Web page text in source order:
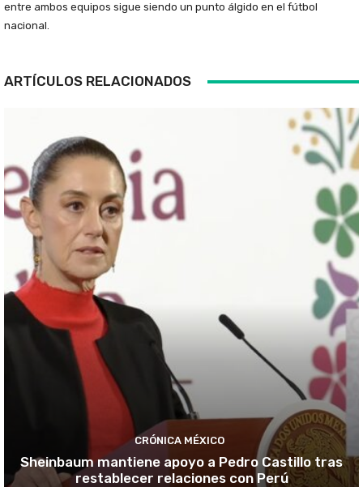
entre ambos equipos sigue siendo un punto álgido en el fútbol
nacional.
ARTÍCULOS RELACIONADOS
CRÓNICA MÉXICO
Sheinbaum mantiene apoyo a Pedro Castillo tras
restablecer relaciones con Perú